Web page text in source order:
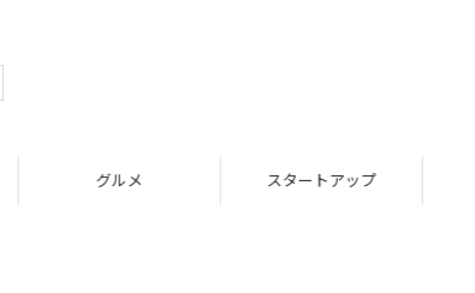
グルメ スタートアップ